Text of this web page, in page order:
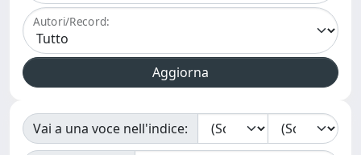
Autori/Record:
Vai a una voce nell'indice: